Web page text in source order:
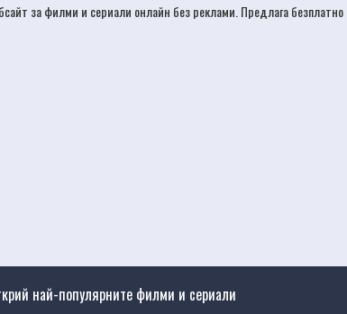
за филми и сериали онлайн без реклами. Предлага
най-популярните филми и сериали